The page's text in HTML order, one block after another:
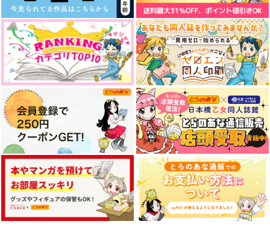
作品詳細 作品詳細 作品詳細
良い人だけど悪い人
カサンカスイソスイ
787円（税込）
キョウヤ×カラスバ
Kocchiga攻め
Nandesu
波打ち際
1,430円（税込）
キョウヤ×カラスバ
バカンス失敗
mimimi
787円（税込）
キョウヤ×カラスバ
あなたへのルミナス・
レメード【オマケなし
版】
鳩小屋。
専売 629円（税込）
その他
キョウヤ×カラスバ
サンプル
カート
ふたりがお付き合いす
るまでのおはなし
もちプリン
専売 594円（税込）
その他
キョウヤ×カラスバ
サンプル
カート